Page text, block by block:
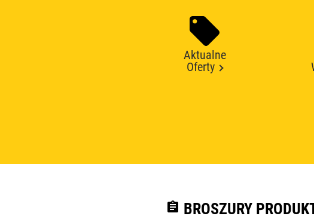
Aktualne
Oferty
assignment BROSZURY